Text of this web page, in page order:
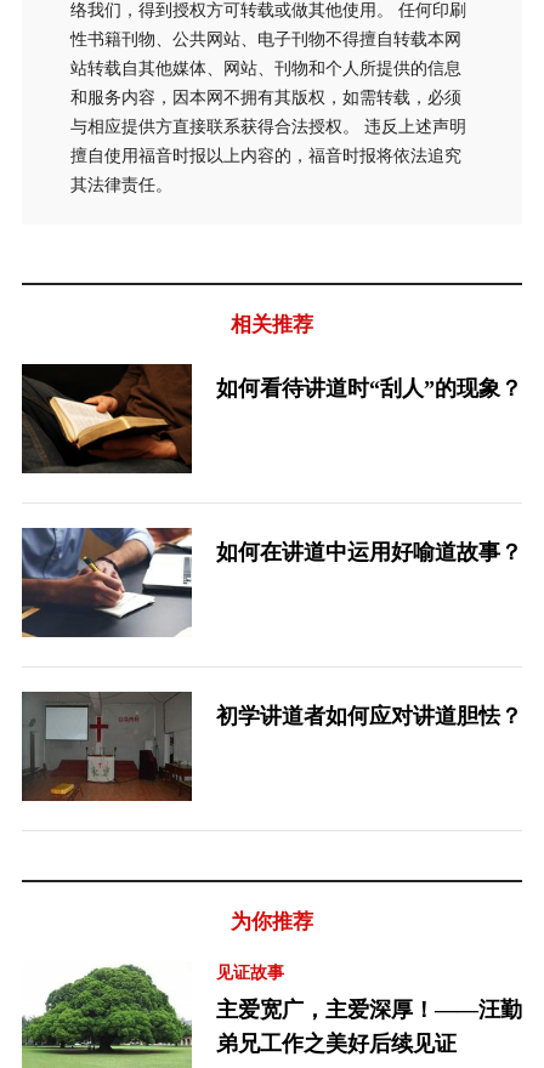
络我们，得到授权方可转载或做其他使用。 任何印刷
性书籍刊物、公共网站、电子刊物不得擅自转载本网
站转载自其他媒体、网站、刊物和个人所提供的信息
和服务内容，因本网不拥有其版权，如需转载，必须
与相应提供方直接联系获得合法授权。 违反上述声明
擅自使用福音时报以上内容的，福音时报将依法追究
其法律责任。
相关推荐
如何看待讲道时“刮人”的现象？
如何在讲道中运用好喻道故事？
初学讲道者如何应对讲道胆怯？
为你推荐
见证故事
主爱宽广，主爱深厚！——汪勤
弟兄工作之美好后续见证